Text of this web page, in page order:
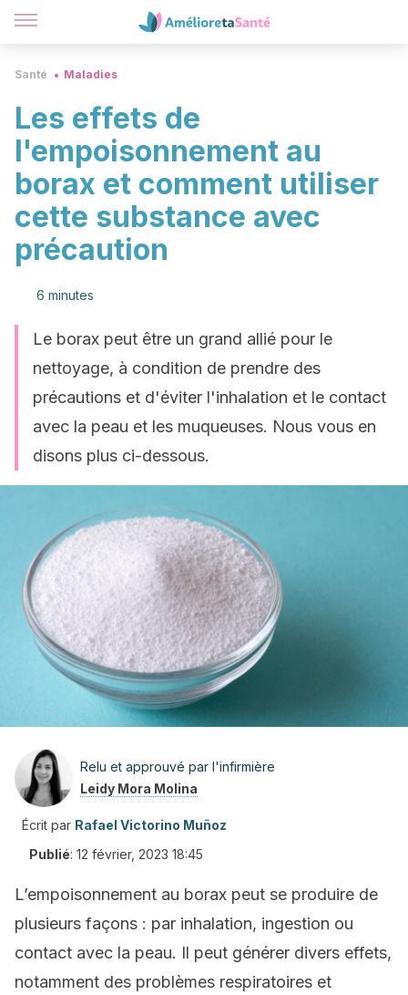
Santé Maladies
Les effets de
l'empoisonnement au
borax et comment utiliser
cette substance avec
précaution
6 minutes
Le borax peut être un grand allié pour le
nettoyage, à condition de prendre des
précautions et d'éviter l'inhalation et le contact
avec la peau et les muqueuses. Nous vous en
disons plus ci-dessous.
Relu et approuvé par l'infirmière
Leidy Mora Molina
Écrit par Rafael Victorino Muñoz
Publié: 12 février, 2023 18:45
L’empoisonnement au borax peut se produire de
plusieurs façons : par inhalation, ingestion ou
contact avec la peau. Il peut générer divers effets,
notamment des problèmes respiratoires et